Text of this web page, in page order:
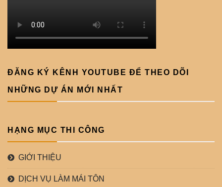
ĐĂNG KÝ KÊNH YOUTUBE ĐỂ THEO DÕI
NHỮNG DỰ ÁN MỚI NHẤT
HẠNG MỤC THI CÔNG
GIỚI THIỆU
DỊCH VỤ LÀM MÁI TÔN